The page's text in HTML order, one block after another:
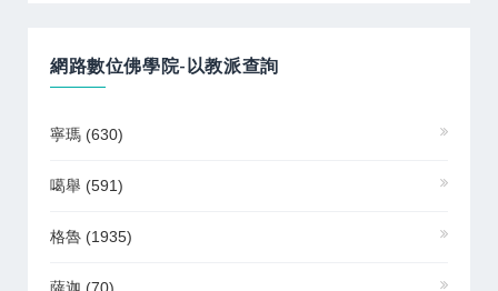
網路數位佛學院-以教派查詢
寧瑪 (630)
噶舉 (591)
格魯 (1935)